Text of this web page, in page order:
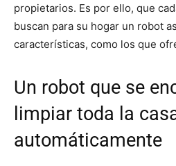
propietarios. Es por ello, que
buscan para su hogar un robot
características, como los que
Un robot que se
limpiar toda la
automáticamente